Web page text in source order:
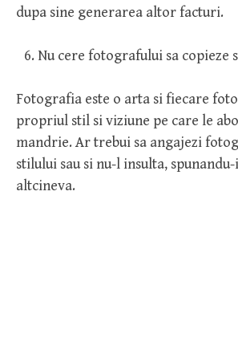
dupa sine generarea altor facturi.
Nu cere fotografului sa copieze
Fotografia este o arta si fiecare
propriul stil si viziune pe care le
mandrie. Ar trebui sa angajezi
stilului sau si nu-l insulta, spunandu-
altcineva.